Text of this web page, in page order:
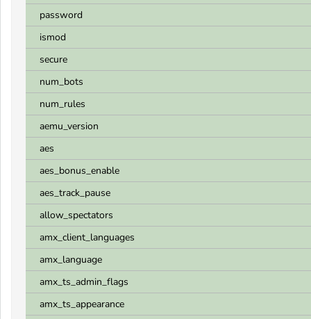
password
ismod
secure
num_bots
num_rules
aemu_version
aes
aes_bonus_enable
aes_track_pause
allow_spectators
amx_client_languages
amx_language
amx_ts_admin_flags
amx_ts_appearance